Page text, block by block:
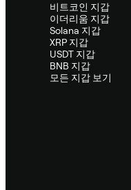
비트코인 지갑
이더리움 지갑
Solana 지갑
XRP 지갑
USDT 지갑
BNB 지갑
모든 지갑 보기